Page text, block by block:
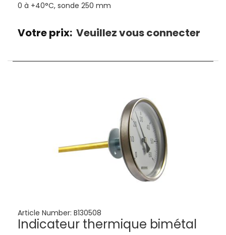
0 à +40°C, sonde 250 mm
Votre prix: Veuillez vous connecter
Article Number: B130508
Indicateur thermique bimétal